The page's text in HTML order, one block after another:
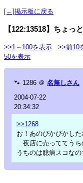
[←]掲示板に戻る
【122:13518】ちょっ
>>1～100を表示 >>前10
50を表示
🐾 1286 ＠ 名無しさん
2004-07-22
20:34:32
>>1268
お！あのぴかぴかし
…夜店に売っててう
うちのは臆病スコな